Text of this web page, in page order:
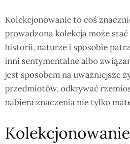
Kolekcjonowanie to coś
prowadzona kolekcja może
historii, naturze i sposobie
inni sentymentalne albo
jest sposobem na uważniejsze
przedmiotów, odkrywać
nabiera znaczenia nie tylko